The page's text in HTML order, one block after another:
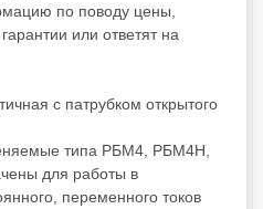
по поводу цены,
или ответят на
с патрубком открытого
типа РБМ4, РБМ4Н,
для работы в
переменного токов